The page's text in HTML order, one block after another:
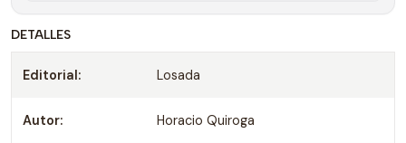
DETALLES
Editorial: Losada
Autor: Horacio Quiroga